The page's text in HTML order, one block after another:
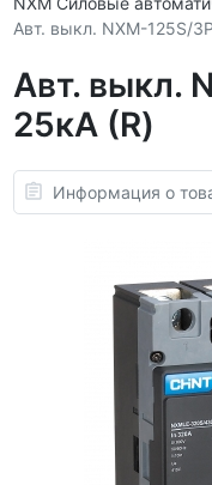
Авт. выкл. NXM-125S/
Авт. выкл.
25кА (R)
Информация о